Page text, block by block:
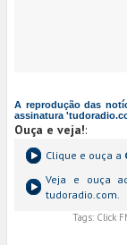
A reprodução das
assinatura
Ouça e veja!:
Clique e ouça a
Veja e ouça
tudoradio.com.
Tags: Click